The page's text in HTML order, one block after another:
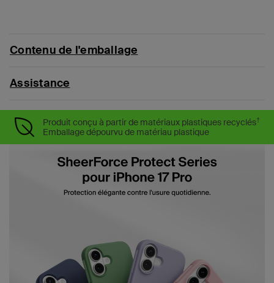
Contenu de l'emballage
Assistance
Produit conçu à partir de matériaux plastiques recyclés†
Emballage dépourvu de matériau plastique